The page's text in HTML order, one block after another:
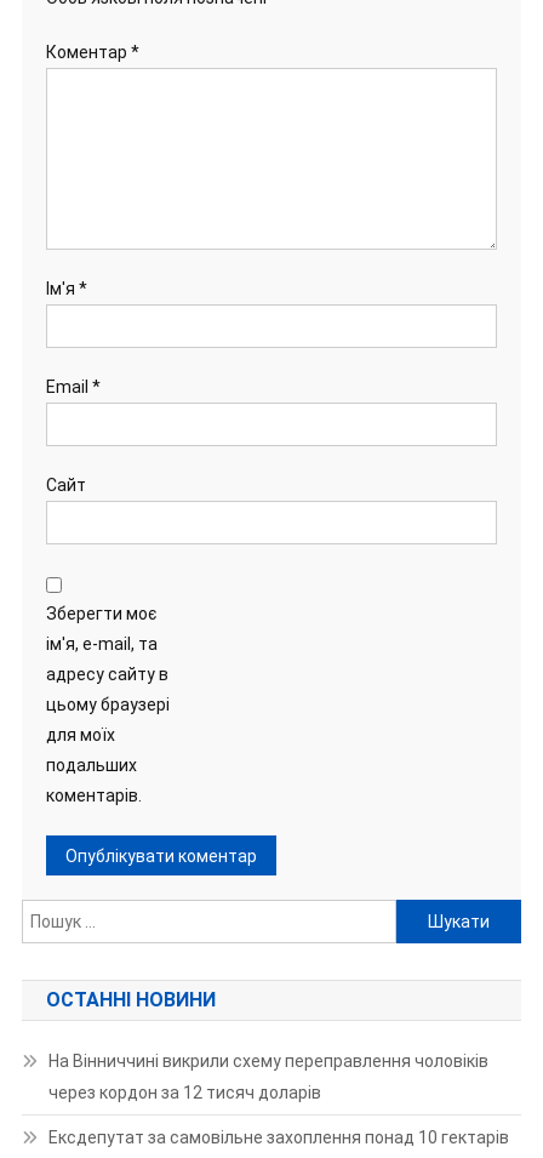
Коментар *
Ім'я *
Email *
Сайт
Зберегти моє
ім'я, e-mail, та
адресу сайту в
цьому браузері
для моїх
подальших
коментарів.
Пошук:
ОСТАННІ НОВИНИ
На Вінниччині викрили схему переправлення чоловіків
через кордон за 12 тисяч доларів
Ексдепутат за самовільне захоплення понад 10 гектарів